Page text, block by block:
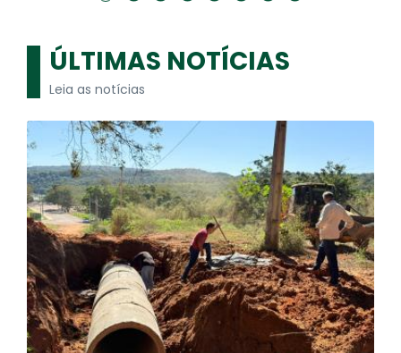
ÚLTIMAS NOTÍCIAS
Leia as notícias